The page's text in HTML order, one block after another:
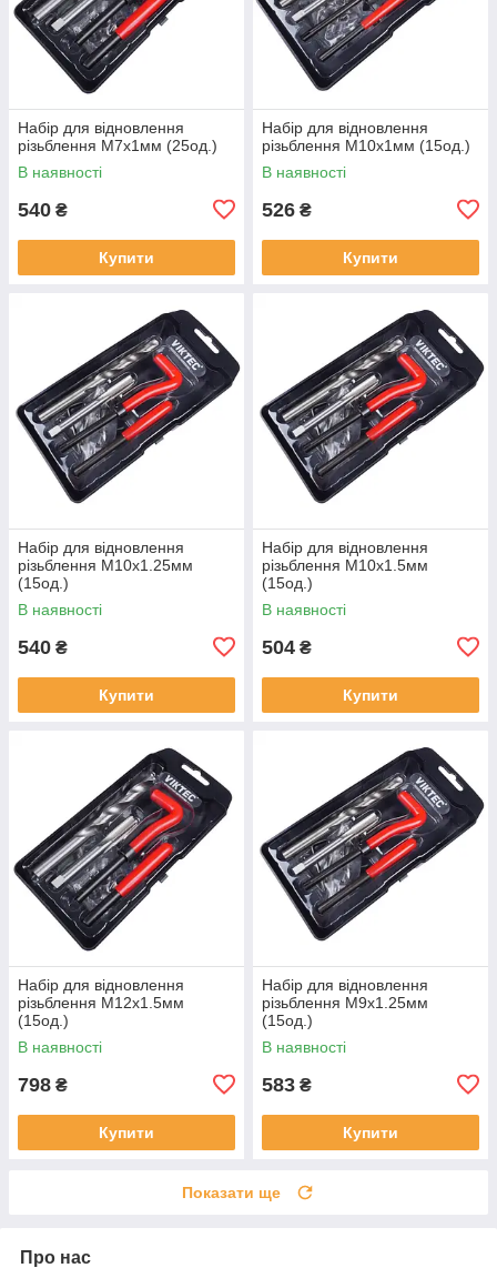
Набір для відновлення
різьблення М7x1мм (25од.)
В наявності
540 ₴
Купити
Набір для відновлення
різьблення М10x1мм (15од.)
В наявності
526 ₴
Купити
Набір для відновлення
різьблення М10x1.25мм
(15од.)
В наявності
540 ₴
Купити
Набір для відновлення
різьблення М10x1.5мм
(15од.)
В наявності
504 ₴
Купити
Набір для відновлення
різьблення М12x1.5мм
(15од.)
В наявності
798 ₴
Купити
Набір для відновлення
різьблення М9x1.25мм
(15од.)
В наявності
583 ₴
Купити
Показати ще
Про нас